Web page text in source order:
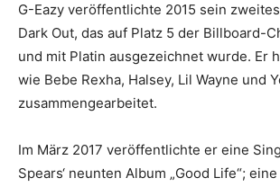
G-Eazy veröffentlichte 2015 sein zweites
Dark Out, das auf Platz 5 der Billboard-
und mit Platin ausgezeichnet wurde. Er
wie Bebe Rexha, Halsey, Lil Wayne und
zusammengearbeitet.
Im März 2017 veröffentlichte er eine
Spears‘ neunten Album „Good Life“; eine